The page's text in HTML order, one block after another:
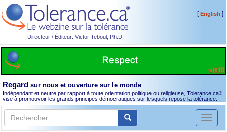
Directeur / Éditeur: Victor Teboul, Ph.D.
[English ]
Regard sur nous et ouverture sur le monde
Indépendant et neutre par rapport à toute orientation politique ou religieuse, Tolerance.ca®
vise à promouvoir les grands principes démocratiques sur lesquels repose la tolérance.
Toggle